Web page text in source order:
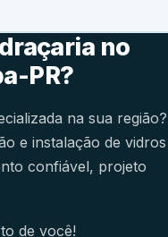
no
PR?
na sua região?
e instalação de vidros
confiável, projeto
de você!